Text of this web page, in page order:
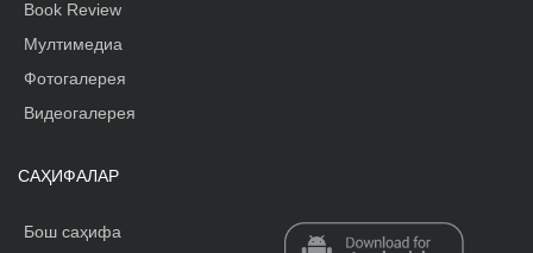
Book Review
Мултимедиа
Фотогалерея
Видеогалерея
САҲИФАЛАР
Бош саҳифа